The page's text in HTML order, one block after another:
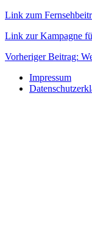
Link zum
Link zur Kampagne
Vorheriger Beitrag:
Impressum